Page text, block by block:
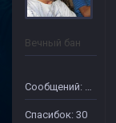
Вечный бан
Сообщений: 133
Спасибок: 30